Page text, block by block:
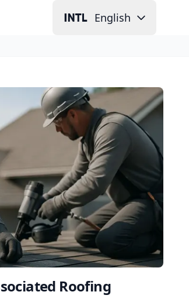
English
Roofing